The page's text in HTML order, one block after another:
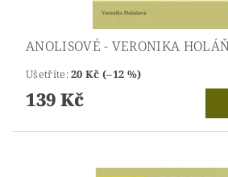
ANOLISOVÉ - VERONIKA
Ušetříte:20 Kč (–12 %)
139 Kč